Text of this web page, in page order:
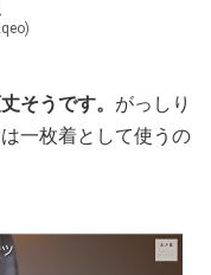
そうです。 がっしり
一枚着として使うの